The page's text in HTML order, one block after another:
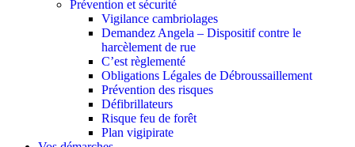
Prévention et sécurité
Vigilance cambriolages
Demandez Angela – Dispositif contre le
harcèlement de rue
C’est règlementé
Obligations Légales de Débroussaillement
Prévention des risques
Défibrillateurs
Risque feu de forêt
Plan vigipirate